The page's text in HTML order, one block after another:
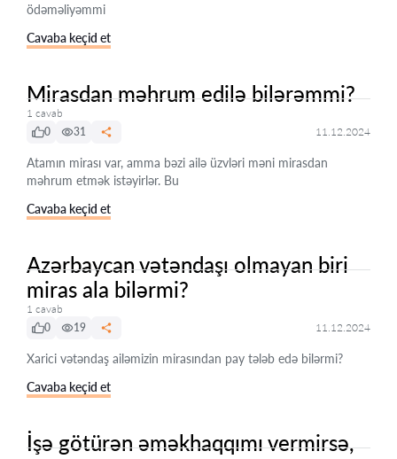
ödəməliyəmmi
Cavaba keçid et
Mirasdan məhrum edilə bilərəmmi?
1 cavab
0
31 11.12.2024
Atamın mirası var, amma bəzi ailə üzvləri məni mirasdan
məhrum etmək istəyirlər. Bu
Cavaba keçid et
Azərbaycan vətəndaşı olmayan biri
miras ala bilərmi?
1 cavab
0
19 11.12.2024
Xarici vətəndaş ailəmizin mirasından pay tələb edə bilərmi?
Cavaba keçid et
İşə götürən əməkhaqqımı vermirsə,